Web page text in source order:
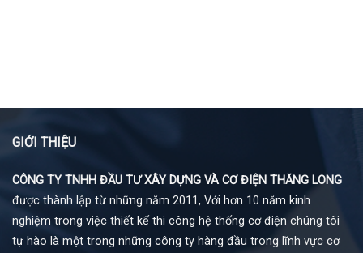
GIỚI THIỆU
CÔNG TY TNHH ĐẦU TƯ XÂY DỰNG VÀ CƠ ĐIỆN THĂNG LONG
được thành lập từ những năm 2011, Với hơn 10 năm kinh
nghiệm trong việc thiết kế thi công hệ thống cơ điện chúng tôi
tự hào là một trong những công ty hàng đầu trong lĩnh vực cơ